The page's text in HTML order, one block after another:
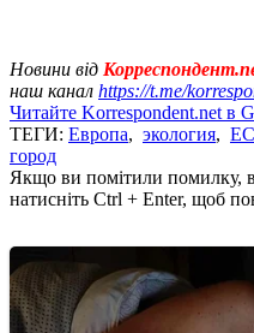
Новини від
наш канал https://t.me/
Читайте Korrespondent.net в
ТЕГИ: Европа, экология, ЕС
город
Якщо ви помітили помилку,
натисніть Ctrl + Enter, щоб